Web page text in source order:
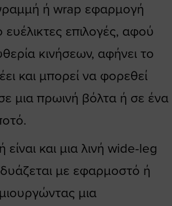
ή wrap εφαρμογή
ευέλικτες επιλογές, αφού
κινήσεων, αφήνει το
και μπορεί να φορεθεί
μια πρωινή βόλτα ή σε ένα
είναι και μια λινή wide-leg
με εφαρμοστό ή
μια